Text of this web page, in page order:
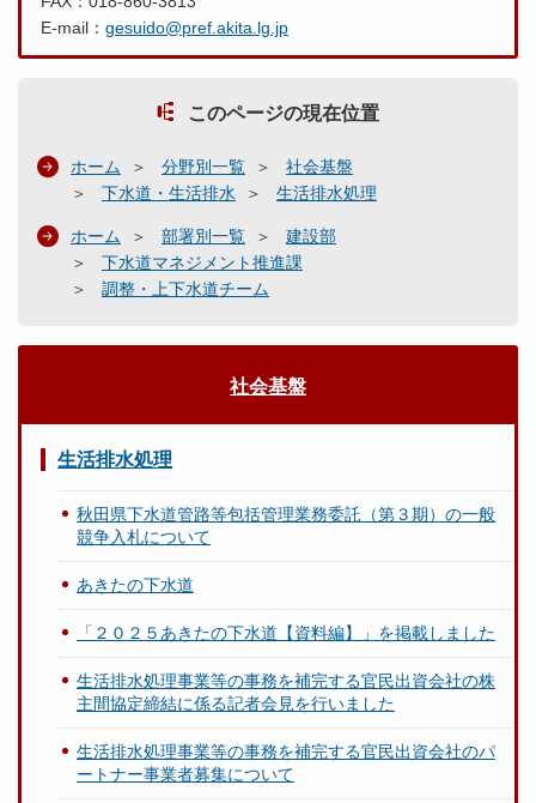
E-mail： gesuido@pref.akita.lg.jp
このページの現在位置
ホーム 分野別一覧
社会基盤
下水道・生活排水
生活排水処理
ホーム 部署別一覧
建設部
下水道マネジメント推進課
調整・上下水道チーム
社会基盤
生活排水処理
秋田県下水道管路等包括管理業務委託（第３期）の一般
競争入札について
あきたの下水道
「２０２５あきたの下水道【資料編】」を掲載しました
生活排水処理事業等の事務を補完する官民出資会社の株
主間協定締結に係る記者会見を行いました
生活排水処理事業等の事務を補完する官民出資会社のパ
ートナー事業者募集について